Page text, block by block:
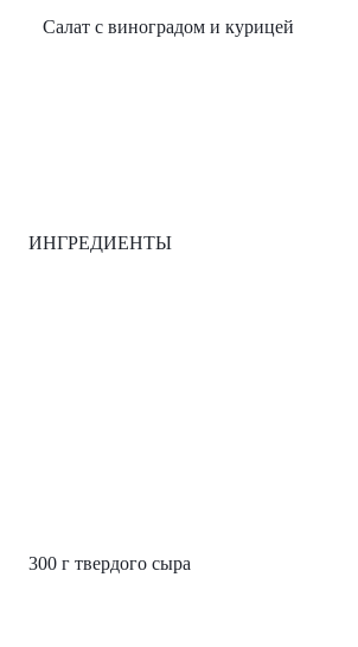
   Салат с виноградом и курицей
ИНГРЕДИЕНТЫ
300 г твердого сыра